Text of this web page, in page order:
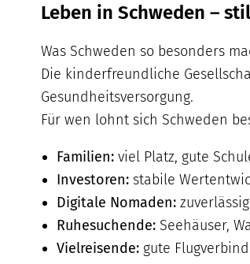
Leben in Schweden –
Was Schweden so besonders
Die kinderfreundliche
Gesundheitsversorgung.
Für wen lohnt sich Schweden
Familien: viel Platz, gute
Investoren: stabile
Digitale Nomaden:
Ruhesuchende: Seehäuser,
Vielreisende: gute